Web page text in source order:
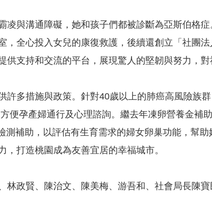
凌與溝通障礙，她和孩子們都被診斷為亞斯伯格
，全心投入女兒的康復救護，後續還創立「社團
支持和交流的平台，展現驚人的堅韌與努力，對
許多措施與政策。針對40歲以上的肺癌高風險族
便孕產婦通行及心理諮詢。繼去年凍卵營養金補
測補助，以評估有生育需求的婦女卵巢功能，幫
打造桃園成為友善宜居的幸福城市。
林政賢、陳治文、陳美梅、游吾和、社會局長陳